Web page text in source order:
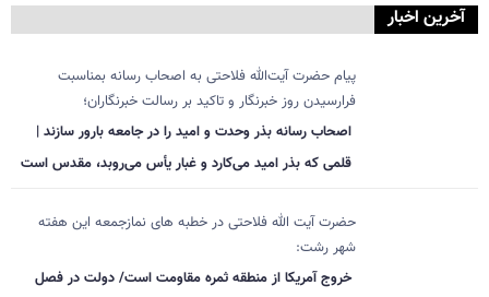
آخرین اخبار
پیام حضرت آیت‌الله فلاحتی به اصحاب رسانه بمناسبت
فرارسیدن روز خبرنگار و تاکید بر رسالت خبرنگاران؛
اصحاب رسانه بذر وحدت و امید را در جامعه بارور سازند |
قلمی که بذر امید می‌کارد و غبار یأس می‌روبد، مقدس است
حضرت آیت الله فلاحتی در خطبه های نمازجمعه این هفته
شهر رشت:
خروج آمریکا از منطقه ثمره مقاومت است/ دولت در فصل